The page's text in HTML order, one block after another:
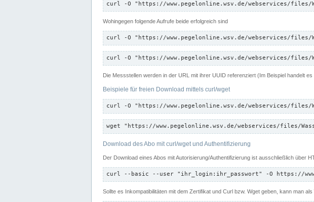
curl -O "https://www.pegelonline.wsv.de/webservices/files/
Wohingegen folgende Aufrufe beide erfolgreich sind
curl -O "https://www.pegelonline.wsv.de/webservices/files/
curl -O "https://www.pegelonline.wsv.de/webservices/files/
Die Messstellen werden in der URL mit ihrer UUID referenziert (Im Beispiel handelt
Beispiele für freien Download mittels curl/wget
curl -O "https://www.pegelonline.wsv.de/webservices/files/
wget "https://www.pegelonline.wsv.de/webservices/files/
Download des Abo mit curl/wget und Authentifizierung
Der Download eines Abos mit Autorisierung/Authentifizierung ist ausschließlich über
curl --basic --user "ihr_login:ihr_passwort" -O https://
Sollte es Inkompatibilitäten mit dem Zertifikat und Curl bzw. Wget geben, kann man